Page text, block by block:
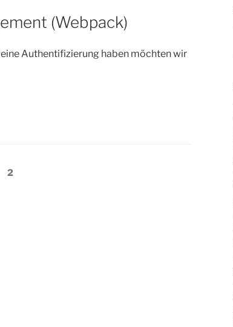
(Webpack)
Authentifizierung haben möchten wir
Seite
2